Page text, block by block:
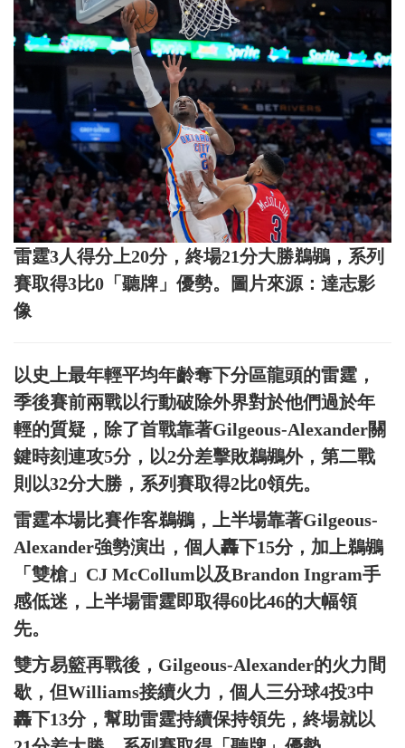
雷霆3人得分上20分，終場21分大勝鵜鶘，系列
賽取得3比0「聽牌」優勢。圖片來源：達志影
像
以史上最年輕平均年齡奪下分區龍頭的雷霆，
季後賽前兩戰以行動破除外界對於他們過於年
輕的質疑，除了首戰靠著Gilgeous-Alexander關
鍵時刻連攻5分，以2分差擊敗鵜鶘外，第二戰
則以32分大勝，系列賽取得2比0領先。
雷霆本場比賽作客鵜鶘，上半場靠著Gilgeous-
Alexander強勢演出，個人轟下15分，加上鵜鶘
「雙槍」CJ McCollum以及Brandon Ingram手
感低迷，上半場雷霆即取得60比46的大幅領
先。
雙方易籃再戰後，Gilgeous-Alexander的火力間
歇，但Williams接續火力，個人三分球4投3中
轟下13分，幫助雷霆持續保持領先，終場就以